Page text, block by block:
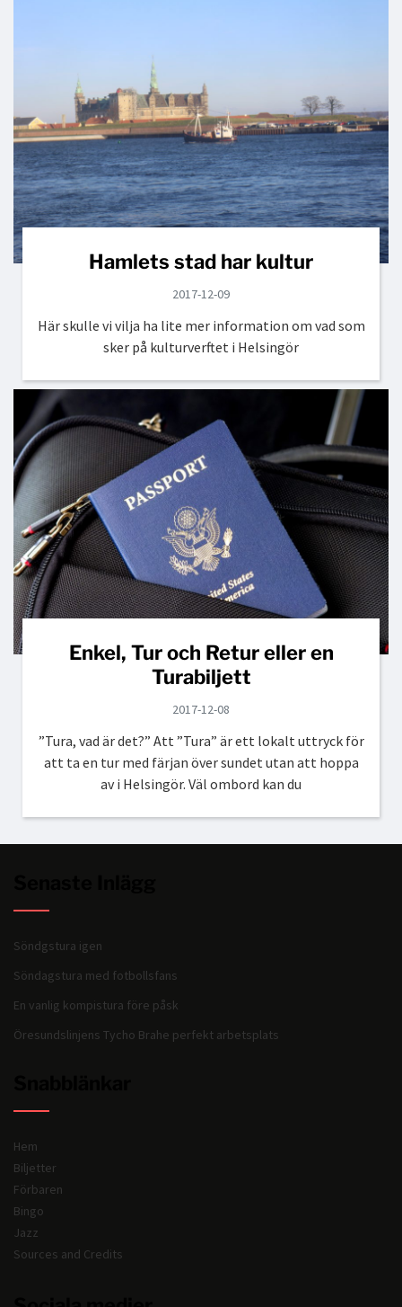
Hamlets stad har kultur
2017-12-09
Här skulle vi vilja ha lite mer information om vad som
sker på kulturverftet i Helsingör
Enkel, Tur och Retur eller en
Turabiljett
2017-12-08
”Tura, vad är det?” Att ”Tura” är ett lokalt uttryck för
att ta en tur med färjan över sundet utan att hoppa
av i Helsingör. Väl ombord kan du
Söndgstura igen
Söndagstura med fotbollsfans
En vanlig kompistura före påsk
Öresundslinjens Tycho Brahe perfekt arbetsplats
Hem
Biljetter
Förbaren
Bingo
Jazz
Sources and Credits